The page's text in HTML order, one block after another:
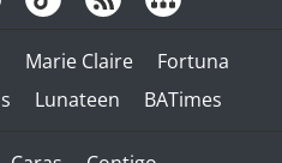
Marie Claire
Fortuna
Lunateen BATimes